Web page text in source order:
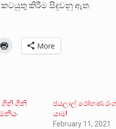
කිරීම සිදුවනු ඇත.
More
ගිනි ගිනි
ජයලාල් රෝහණ
යාම!
February 11, 2021